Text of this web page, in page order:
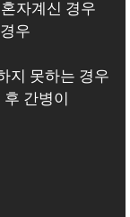
자계신 경우
우
지 못하는 경우
간병이